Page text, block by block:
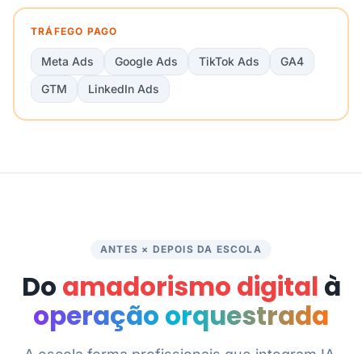
TRÁFEGO PAGO
Meta Ads Google Ads TikTok Ads
GA4
GTM
LinkedIn Ads
ANTES × DEPOIS DA ESCOLA
Do amadorismo digital à
operação orquestrada